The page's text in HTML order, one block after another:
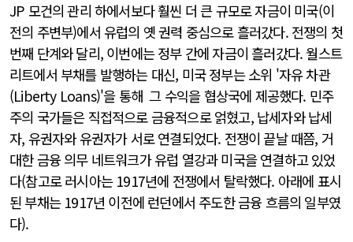
JP 모건의 관리 하에서보다 훨씬 더 큰 규모로 자금이 미국(이
전의 주변부)에서 유럽의 옛 권력 중심으로 흘러갔다. 전쟁의 첫
번째 단계와 달리, 이번에는 정부 간에 자금이 흘러갔다. 월스트
리트에서 부채를 발행하는 대신, 미국 정부는 소위 '자유 차관
(Liberty Loans)'을 통해 그 수익을 협상국에 제공했다. 민주
주의 국가들은 직접적으로 금융적으로 얽혔고, 납세자와 납세
자, 유권자와 유권자가 서로 연결되었다. 전쟁이 끝날 때쯤, 거
대한 금융 의무 네트워크가 유럽 열강과 미국을 연결하고 있었
다(참고로 러시아는 1917년에 전쟁에서 탈락했다. 아래에 표시
된 부채는 1917년 이전에 런던에서 주도한 금융 흐름의 일부였
다).